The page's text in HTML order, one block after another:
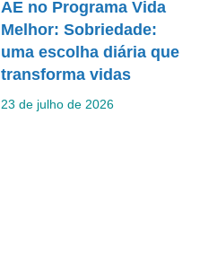
AE no Programa Vida
Melhor: Sobriedade:
uma escolha diária que
transforma vidas
23 de julho de 2026